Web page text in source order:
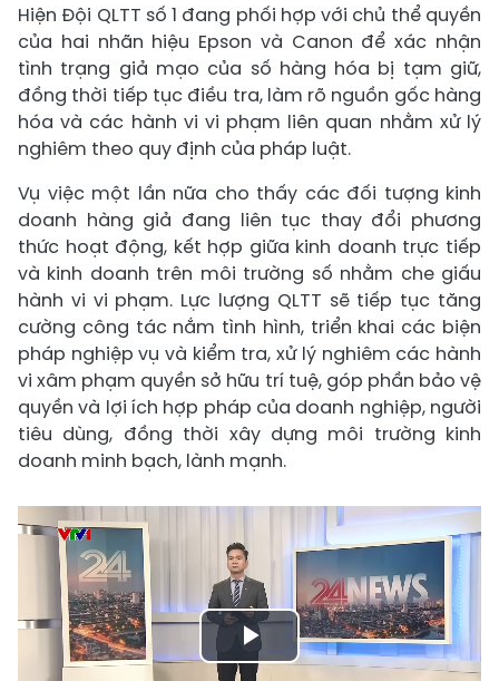
Hiện Đội QLTT số 1 đang phối hợp với chủ thể quyền
của hai nhãn hiệu Epson và Canon để xác nhận
tình trạng giả mạo của số hàng hóa bị tạm giữ,
đồng thời tiếp tục điều tra, làm rõ nguồn gốc hàng
hóa và các hành vi vi phạm liên quan nhằm xử lý
nghiêm theo quy định của pháp luật.
Vụ việc một lần nữa cho thấy các đối tượng kinh
doanh hàng giả đang liên tục thay đổi phương
thức hoạt động, kết hợp giữa kinh doanh trực tiếp
và kinh doanh trên môi trường số nhằm che giấu
hành vi vi phạm. Lực lượng QLTT sẽ tiếp tục tăng
cường công tác nắm tình hình, triển khai các biện
pháp nghiệp vụ và kiểm tra, xử lý nghiêm các hành
vi xâm phạm quyền sở hữu trí tuệ, góp phần bảo vệ
quyền và lợi ích hợp pháp của doanh nghiệp, người
tiêu dùng, đồng thời xây dựng môi trường kinh
doanh minh bạch, lành mạnh.
Play